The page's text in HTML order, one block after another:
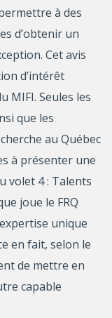
à des
d’obtenir un
Cet avis
d’intérêt
MIFI. Seules les
que les
au Québec
à présenter une
volet 4 : Talents
joue le FRQ
unique
en fait, selon le
de mettre en
capable